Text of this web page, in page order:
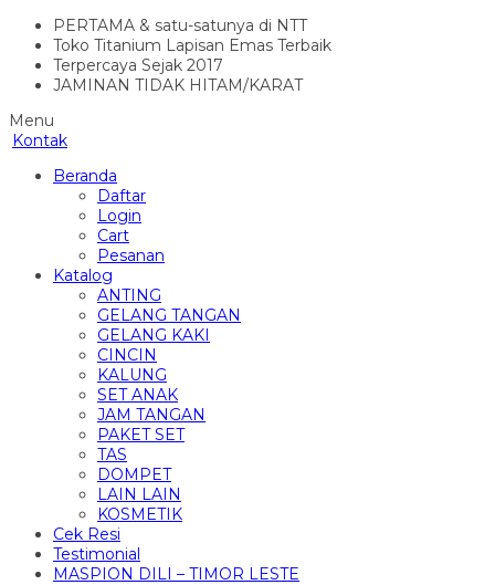
PERTAMA & satu-satunya di NTT
Toko Titanium Lapisan Emas Terbaik
Terpercaya Sejak 2017
JAMINAN TIDAK HITAM/KARAT
Menu
Kontak
Beranda
Daftar
Login
Cart
Pesanan
Katalog
ANTING
GELANG TANGAN
GELANG KAKI
CINCIN
KALUNG
SET ANAK
JAM TANGAN
PAKET SET
TAS
DOMPET
LAIN LAIN
KOSMETIK
Cek Resi
Testimonial
MASPION DILI – TIMOR LESTE